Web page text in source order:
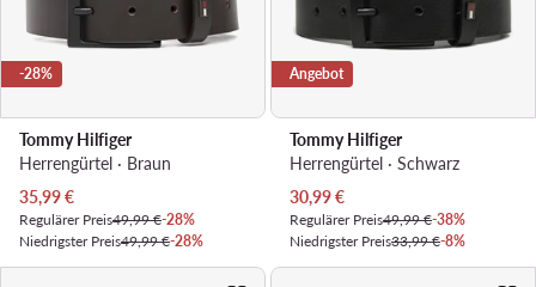
-28%
Tommy Hilfiger
Herrengürtel · Braun
Aktueller Preis
35,99€
Regulärer Preis49,99 €-28%
Niedrigster Preis49,99 €-28%
Angebot
Tommy Hilfiger
Herrengürtel · Schwarz
Aktueller Preis
30,99€
Regulärer Preis49,99 €-38%
Niedrigster Preis33,99 €-8%